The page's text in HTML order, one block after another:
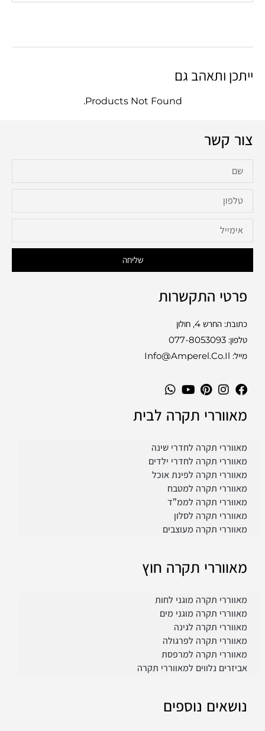
ייתכן ותאהב גם
Products Not Found.
צור קשר
שליחה
פרטי התקשרות
כתובת: החרש 4, חולון
טלפון: 077-8053093
מייל: Info@amperel.co.il
מאווררי תקרה לבית
מאווררי תקרה לחדרי שינה
מאווררי תקרה לחדרי ילדים
מאווררי תקרה לפינת אוכל
מאווררי תקרה למטבח
מאווררי תקרה לממ”ד
מאווררי תקרה לסלון
מאווררי תקרה מעוצבים
מאווררי תקרה חוץ
מאווררי תקרה מוגני לחות
מאווררי תקרה מוגני מים
מאווררי תקרה לגינה
מאווררי תקרה לפרגולה
מאווררי תקרה למרפסת
אביזרים נלווים למאווררי תקרה
נושאים נוספים